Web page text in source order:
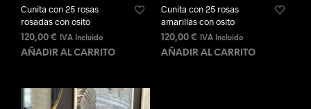
Cunita con 25 rosas
rosadas con osito
120,00 € IVA Incluido
AÑADIR AL CARRITO
Cunita con 25 rosas
amarillas con osito
120,00 € IVA Incluido
AÑADIR AL CARRITO